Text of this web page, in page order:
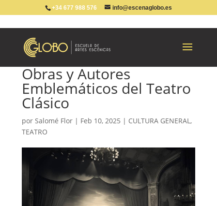
+34 677 988 576 info@escenaglobo.es
Obras y Autores
Emblemáticos del Teatro
Clásico
por Salomé Flor| Feb 10, 2025 | CULTURA GENERAL,
TEATRO